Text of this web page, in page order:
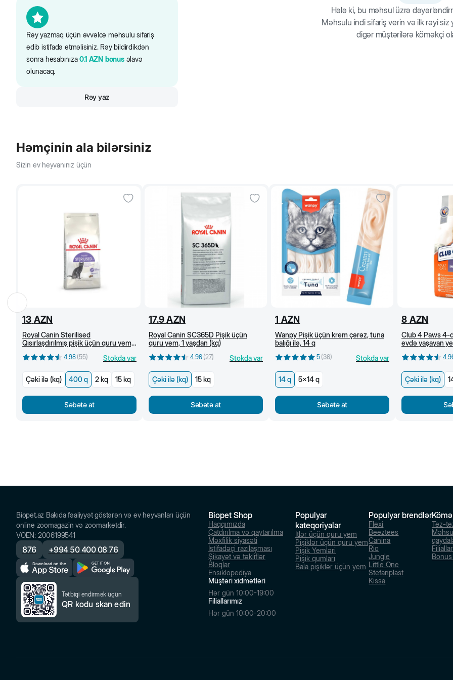
6 kq
Rəy yazmaq üçün əvvəlcə məhsulu sifariş
edib istifadə etməlisiniz. Rəy bildirdikdən
sonra hesabınıza0.1 AZN bonusəlavə
olunacaq.
Rəy yaz
Hələ ki, bu məhsul üzrə
Məhsulu indi sifariş verin və ilk rəyi siz
digər müştərilərə köməkçi
Həmçinin ala bilərsiniz
Sizin ev heyvanınız üçün
13 AZN
Royal Canin Sterilised
Qısırlaşdırılmış pişik üçün quru yem,
4.98 (55) Stokda var
Çəki ilə (kq) 400 q 2 kq 15 kq
Səbətə at
17.9 AZN
Royal Canin SC365D Pişik üçün
quru yem, 1 yaşdan (kq)
4.96 (27) Stokda var
Çəki ilə (kq) 15 kq
Səbətə at
1 AZN
Wanpy Pişik üçün krem çərəz, tuna
balığı ilə, 14 q
5 (36) Stokda var
14 q 5x14 q
Səbətə at
8 AZN
Club 4 Paws 4-
evdə yaşayan
Çəki ilə (kq)
Biopet.az Bakıda fəaliyyət göstərən və ev heyvanları üçün
online zoomagazin və zoomarketdir.
VÖEN: 2006199541
876 +994 50 400 08 76
Tətbiqi endirmək üçün
QR kodu skan edin
Biopet Shop
Haqqımızda
Çatdırılma və qaytarılma
Məxfilik siyasəti
İstifadəçi razılaşması
Şikayət və təkliflər
Bloqlar
Ensiklopediya
Müştəri xidmətləri
Hər gün 10:00-19:00
Filiallarımız
Hər gün 10:00-20:00
Populyar
kateqoriyalar
İtlər üçün quru yem
Pişiklər üçün quru yem
Pişik Yemləri
Pişik qumları
Bala pişiklər üçün yem
Populyar brendlər
Flexi
Beeztees
Canina
Rio
Jungle
Little One
Stefanplast
Kissa
Tez-
Filiallar